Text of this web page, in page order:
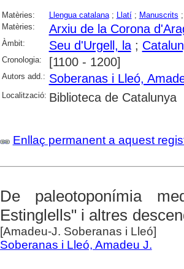
Matèries: Llengua catalana; Llatí; Manuscrits
Matèries:
Arxiu de la Corona
Àmbit: Seu d'Urgell, la;
Cronologia: [1100 - 1200]
Autors add.: Soberanas i Lleó,
Localització: Biblioteca de Catalunya
Enllaç permanent a aquest
De paleotoponímia
Estinglells" i altres
[Amadeu-J. Soberanas i Lleó]
Soberanas i Lleó, Amadeu J.